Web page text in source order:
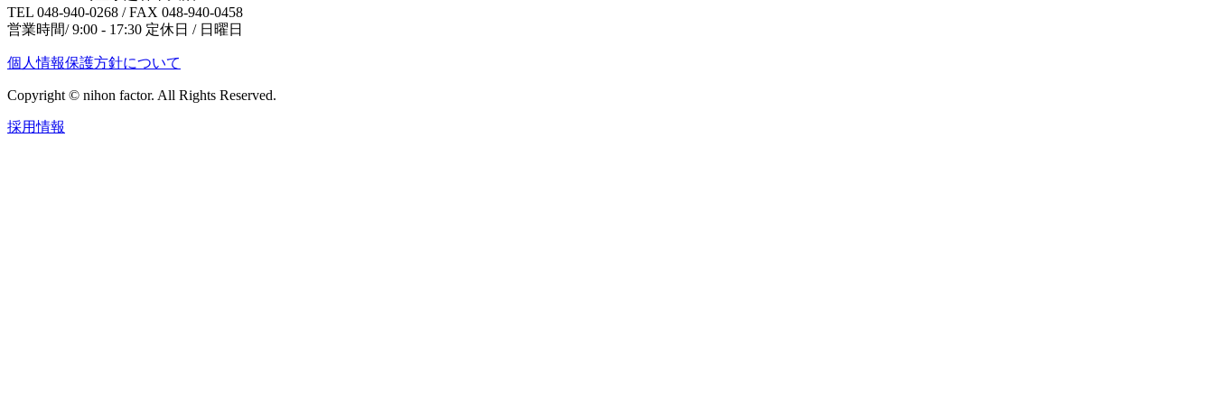
TEL 048-940-0268 / FAX 048-940-0458
営業時間/ 9:00 - 17:30 定休日 / 日曜日
個人情報保護方針について
Copyright © nihon factor. All Rights Reserved.
採用情報